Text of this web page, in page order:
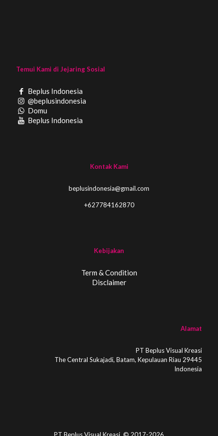
Temui Kami di Jejaring Sosial
Beplus Indonesia
@beplusindonesia
Domu
Beplus Indonesia
Kontak Kami
beplusindonesia@gmail.com
+627784162870
Kebijakan
Term & Condition
Disclaimer
Alamat
PT Beplus Visual Kreasi
The Central Sukajadi, Batam, Kepulauan Riau 29445
Indonesia
PT Beplus Visual Kreasi. © 2017-2026